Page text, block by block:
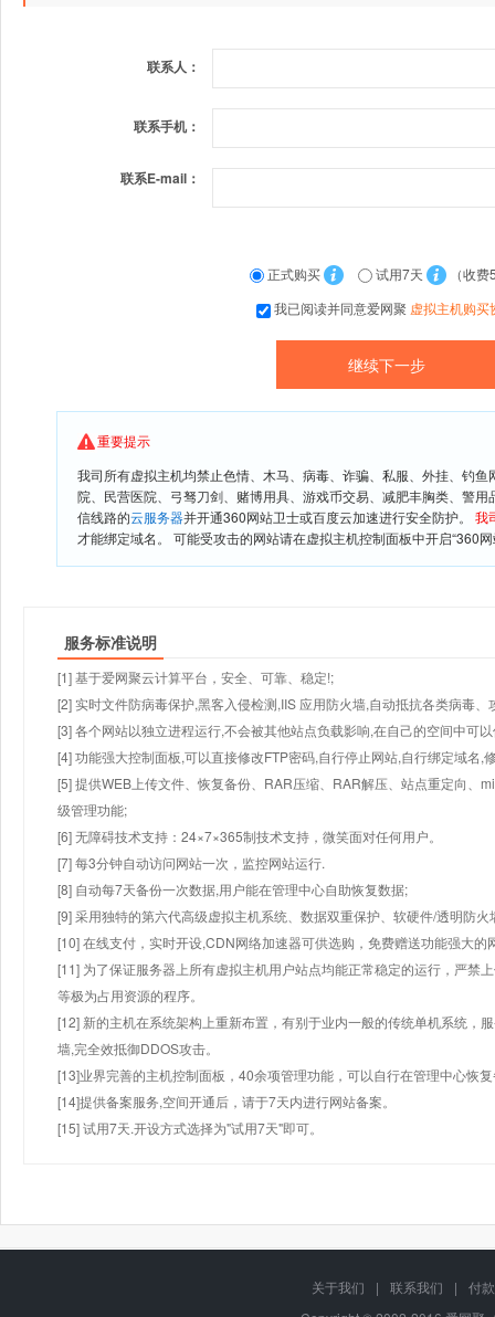
联系人：
联系手机：
联系E-mail：
正式购买 试用7天
（收费
我已阅读并同意爱网聚 虚拟主机购买
重要提示
我司所有虚拟主机均禁止色情、木马、病毒、诈骗、私服、外挂、钓
院、民营医院、弓驽刀剑、赌博用具、游戏币交易、减肥丰胸类、警
信线路的云服务器并开通360网站卫士或百度云加速进行安全防护。 我
才能绑定域名。 可能受攻击的网站请在虚拟主机控制面板中开启“360
服务标准说明
[1] 基于爱网聚云计算平台，安全、可靠、稳定!;
[2] 实时文件防病毒保护,黑客入侵检测,IIS 应用防火墙,自动抵抗各类病毒、
[3] 各个网站以独立进程运行,不会被其他站点负载影响,在自己的空间中可
[4] 功能强大控制面板,可以直接修改FTP密码,自行停止网站,自行绑定域名,
[5] 提供WEB上传文件、恢复备份、RAR压缩、RAR解压、站点重定向、
级管理功能;
[6] 无障碍技术支持：24×7×365制技术支持，微笑面对任何用户。
[7] 每3分钟自动访问网站一次，监控网站运行.
[8] 自动每7天备份一次数据,用户能在管理中心自助恢复数据;
[9] 采用独特的第六代高级虚拟主机系统、数据双重保护、软硬件/透明防火
[10] 在线支付，实时开设,CDN网络加速器可供选购，免费赠送功能强大
[11] 为了保证服务器上所有虚拟主机用户站点均能正常稳定的运行，严禁
等极为占用资源的程序。
[12] 新的主机在系统架构上重新布置，有别于业内一般的传统单机系统，
墙,完全效抵御DDOS攻击。
[13]业界完善的主机控制面板，40余项管理功能，可以自行在管理中心恢
[14]提供备案服务,空间开通后，请于7天内进行网站备案。
[15] 试用7天.开设方式选择为"试用7天"即可。
关于我们 | 联系我们 |
付